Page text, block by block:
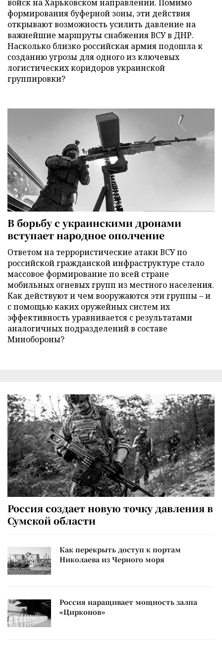
войск на Харьковском направлении. Помимо
формирования буферной зоны, эти действия
открывают возможность усилить давление на
важнейшие маршруты снабжения ВСУ в ДНР.
Насколько близко российская армия подошла к
созданию угрозы для одного из ключевых
логистических коридоров украинской
группировки?
В борьбу с украинскими дронами
вступает народное ополчение
Ответом на террористические атаки ВСУ по
российской гражданской инфраструктуре стало
массовое формирование по всей стране
мобильных огневых групп из местного населения.
Как действуют и чем вооружаются эти группы – и
с помощью каких оружейных систем их
эффективность уравнивается с результатами
аналогичных подразделений в составе
Минобороны?
Россия создает новую точку давления в
Сумской области
Как перекрыть доступ к портам
Николаева из Черного моря
Россия наращивает мощность залпа
«Цирконов»